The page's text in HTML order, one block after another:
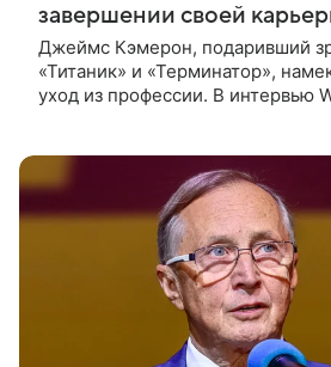
завершении своей
Джеймс Кэмерон, подаривший
«Титаник» и «Терминатор»,
уход из профессии. В интервью